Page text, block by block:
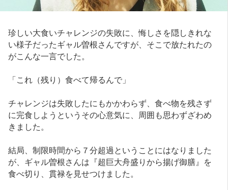
珍しい大食いチャレンジの失敗に、悔しさを隠しきれな
い様子だったギャル曽根さんですが、そこで放たれたの
がこんな一言でした。
「これ（残り）食べて帰るんで」
チャレンジは失敗したにもかかわらず、食べ物を残さず
に完食しようというその心意気に、周囲も思わずざわめ
きました。
結局、制限時間から７分超過ということにはなりました
が、ギャル曽根さんは『超巨大舟盛りから揚げ御膳』を
食べ切り、貫禄を見せつけました。